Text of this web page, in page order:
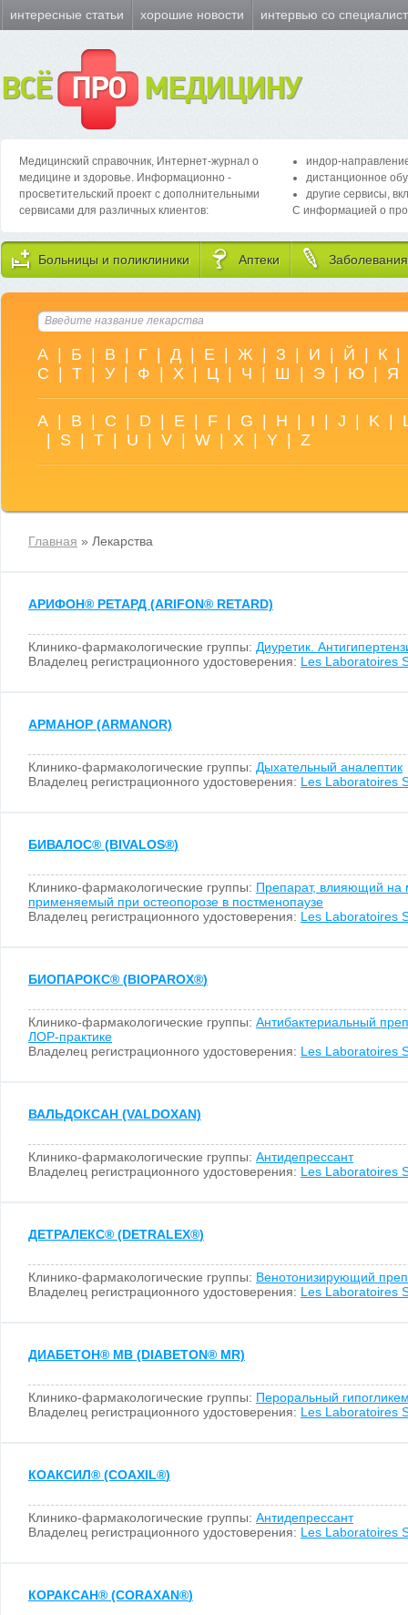
интересные статьи хорошие новости интервью со
ВСЁ ПРО МЕДИЦИНУ
Медицинский справочник, Интернет-журнал о
медицине и здоровье. Информационно -
просветительский проект с дополнительными
сервисами для различных клиентов:
индор-
дистанционное
другие сервисы,
С информацией о
Больницы и поликлиники Аптеки Заболевания
А Б В Г Д Е Ж З И Й К
С
Т У Ф Х Ц Ч Ш Э Ю Я
A B C D E F G H I J K
S T U V W X Y Z
Главная » Лекарства
АРИФОН® РЕТАРД (ARIFON® RETARD)
Клинико-фармакологические группы: Диуретик.
Владелец регистрационного удостоверения: Les Laboratoires
АРМАНОР (ARMANOR)
Клинико-фармакологические группы: Дыхательный аналептик
Владелец регистрационного удостоверения: Les Laboratoires
БИВАЛОС® (BIVALOS®)
Клинико-фармакологические группы: Препарат, влияющий на
применяемый при остеопорозе в постменопаузе
Владелец регистрационного удостоверения: Les Laboratoires
БИОПАРОКС® (BIOPAROX®)
Клинико-фармакологические группы: Антибактериальный
ЛОР-практике
Владелец регистрационного удостоверения: Les Laboratoires
ВАЛЬДОКСАН (VALDOXAN)
Клинико-фармакологические группы: Антидепрессант
Владелец регистрационного удостоверения: Les Laboratoires
ДЕТРАЛЕКС® (DETRALEX®)
Клинико-фармакологические группы: Венотонизирующий
Владелец регистрационного удостоверения: Les Laboratoires
ДИАБЕТОН® МВ (DIABETON® MR)
Клинико-фармакологические группы: Пероральный
Владелец регистрационного удостоверения: Les Laboratoires
КОАКСИЛ® (COAXIL®)
Клинико-фармакологические группы: Антидепрессант
Владелец регистрационного удостоверения: Les Laboratoires
КОРАКСАН® (CORAXAN®)